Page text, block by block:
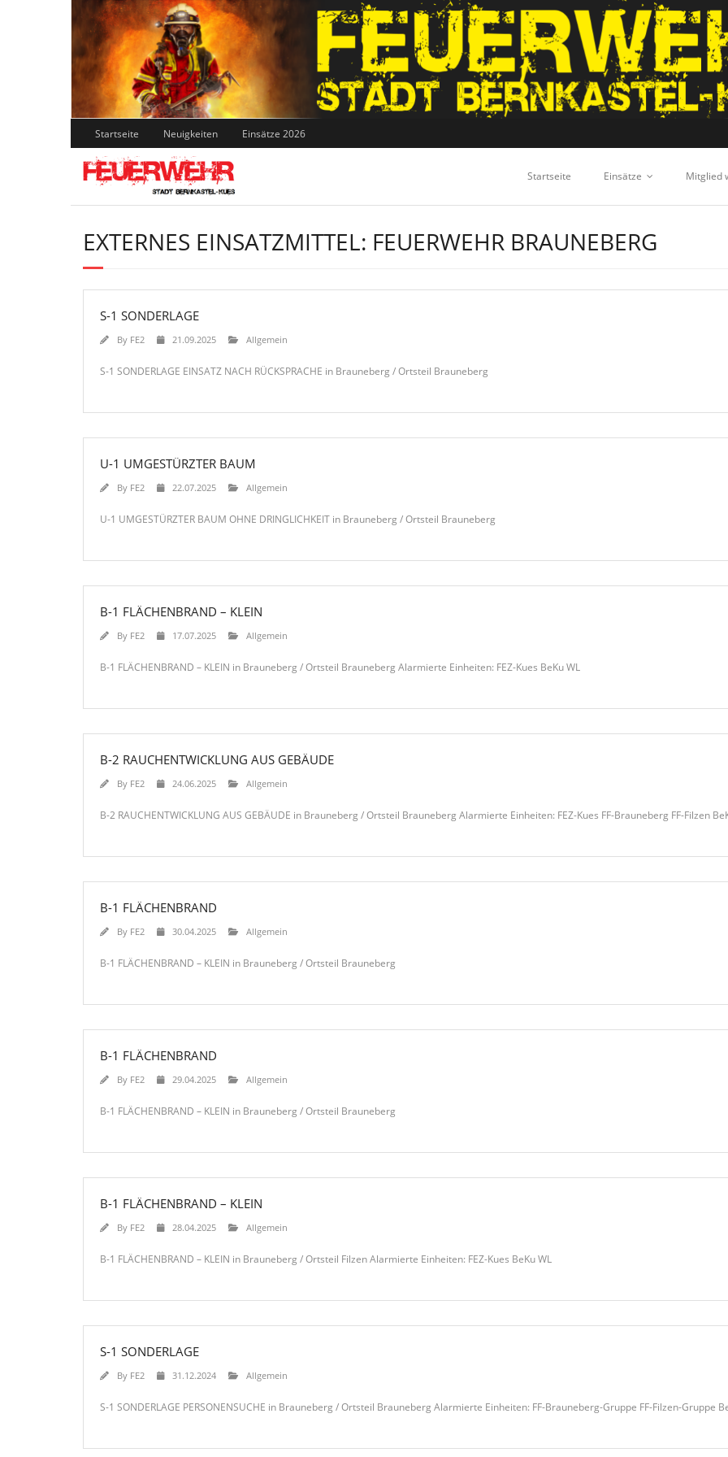
Skip
to
content
Startseite Neuigkeiten Einsätze 2026
Startseite Einsätze Mitglied
EXTERNES EINSATZMITTEL: FEUERWEHR BRAUNEBERG
S-1 SONDERLAGE
By FE2 21.09.2025 Allgemein
S-1 SONDERLAGE EINSATZ NACH RÜCKSPRACHE in Brauneberg / Ortsteil Brauneberg
U-1 UMGESTÜRZTER BAUM
By FE2 22.07.2025 Allgemein
U-1 UMGESTÜRZTER BAUM OHNE DRINGLICHKEIT in Brauneberg / Ortsteil Brauneberg
B-1 FLÄCHENBRAND – KLEIN
By FE2 17.07.2025 Allgemein
B-1 FLÄCHENBRAND – KLEIN in Brauneberg / Ortsteil Brauneberg Alarmierte Einheiten: FEZ-Kues BeKu WL
B-2 RAUCHENTWICKLUNG AUS GEBÄUDE
By FE2 24.06.2025 Allgemein
B-2 RAUCHENTWICKLUNG AUS GEBÄUDE in Brauneberg / Ortsteil Brauneberg Alarmierte Einheiten: FEZ-Kues FF-Brauneberg FF-Filzen
B-1 FLÄCHENBRAND
By FE2 30.04.2025 Allgemein
B-1 FLÄCHENBRAND – KLEIN in Brauneberg / Ortsteil Brauneberg
B-1 FLÄCHENBRAND
By FE2 29.04.2025 Allgemein
B-1 FLÄCHENBRAND – KLEIN in Brauneberg / Ortsteil Brauneberg
B-1 FLÄCHENBRAND – KLEIN
By FE2 28.04.2025 Allgemein
B-1 FLÄCHENBRAND – KLEIN in Brauneberg / Ortsteil Filzen Alarmierte Einheiten: FEZ-Kues BeKu WL
S-1 SONDERLAGE
By FE2 31.12.2024 Allgemein
S-1 SONDERLAGE PERSONENSUCHE in Brauneberg / Ortsteil Brauneberg Alarmierte Einheiten: FF-Brauneberg-Gruppe FF-Filzen-Gruppe